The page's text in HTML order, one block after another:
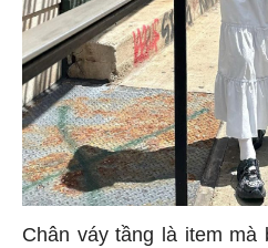
Chân váy tầng là item mà